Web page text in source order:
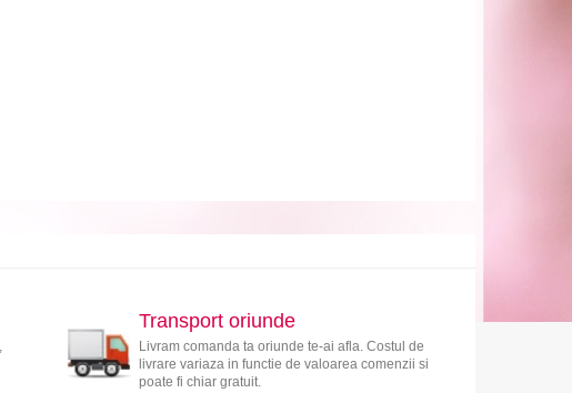
Transport oriunde
Livram comanda ta oriunde te-ai afla. Costul de
livrare variaza in functie de valoarea comenzii si
poate fi chiar gratuit.